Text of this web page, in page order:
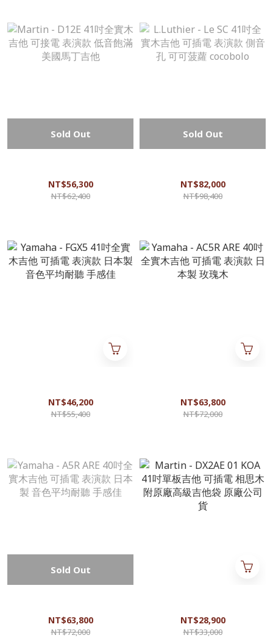
Sold Out
馬丁吉他
NT$56,300
NT$62,400
Sold Out
菠蘿 cocobolo
NT$82,000
NT$98,400
平均耐聽 手感佳
NT$46,200
NT$55,400
玫瑰木
NT$63,800
NT$72,000
Sold Out
色平均耐聽 手感佳
NT$63,800
NT$72,000
高級吉他袋 原廠公司貨
NT$28,900
NT$33,000